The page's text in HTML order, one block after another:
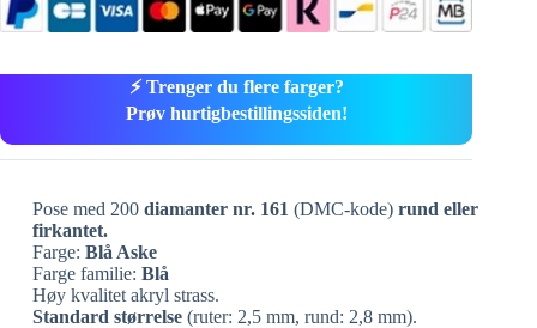
⚡ Trenger du flere farger?
Prøv hurtigbestillingssiden!
Pose med 200 diamanter nr. 161 (DMC-kode) rund eller
firkantet.
Farge: Blå Aske
Farge familie: Blå
Høy kvalitet akryl strass.
Standard størrelse(ruter: 2,5 mm, rund: 2,8 mm).